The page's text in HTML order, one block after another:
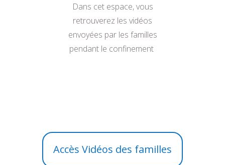
Dans cet espace, vous
retrouverez les vidéos
envoyées par les familles
pendant le confinement
Accès Vidéos des familles